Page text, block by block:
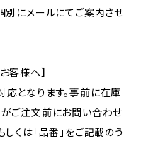
別にメールにてご案内させ
客様へ】
となります。事前に在庫
ご注文前にお問い合わせ
くは「品番」をご記載のう